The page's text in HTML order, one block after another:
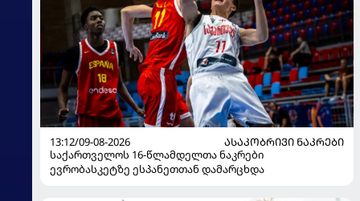
13:12/09-08-2026
ᲐᲡᲐᲙᲝᲑᲠᲘᲕᲘ ᲜᲐᲙᲠᲔᲑᲘ
საქართველოს 16-წლამდელთა ნაკრები
ევრობასკეტზე ესპანეთთან დამარცხდა